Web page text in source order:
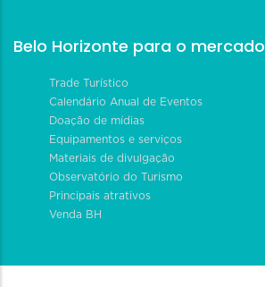
Belo Horizonte para o mercado
Trade Turístico
Calendário Anual de Eventos
Doação de mídias
Equipamentos e serviços
Materiais de divulgação
Observatório do Turismo
Principais atrativos
Venda BH